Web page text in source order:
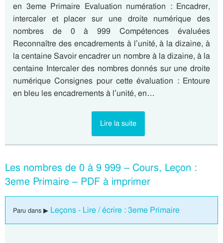
en 3eme Primaire Evaluation numération : Encadrer,
intercaler et placer sur une droite numérique des
nombres de 0 à 999 Compétences évaluées
Reconnaître des encadrements à l’unité, à la dizaine, à
la centaine Savoir encadrer un nombre à la dizaine, à la
centaine Intercaler des nombres donnés sur une droite
numérique Consignes pour cette évaluation : Entoure
en bleu les encadrements à l’unité, en…
Lire la suite
Les nombres de 0 à 9 999 – Cours, Leçon :
3eme Primaire – PDF à imprimer
Paru dans ▶ Leçons - Lire / écrire : 3eme Primaire